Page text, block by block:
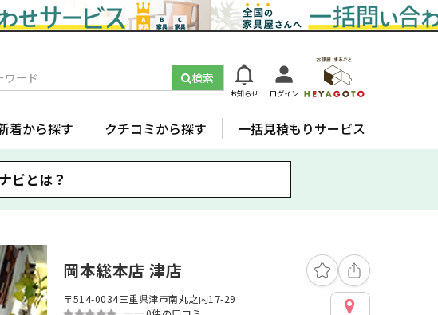
検索
お知らせ ログイン
着から探す クチコミから探す 一括見積もりサービス
ビとは？
岡本総本店 津店
〒514-0034三重県津市南丸之内17-29